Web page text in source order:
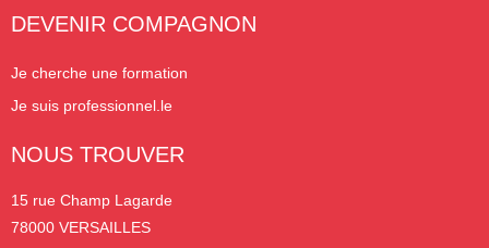
DEVENIR COMPAGNON
Je cherche une formation
Je suis professionnel.le
NOUS TROUVER
15 rue Champ Lagarde
78000 VERSAILLES